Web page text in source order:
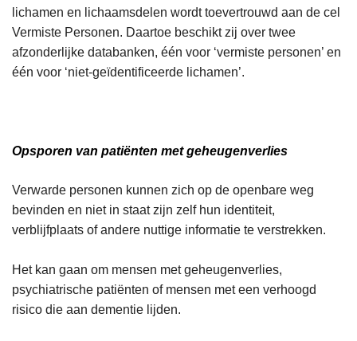
lichamen en lichaamsdelen wordt toevertrouwd aan de cel
Vermiste Personen. Daartoe beschikt zij over twee
afzonderlijke databanken, één voor ‘vermiste personen’ en
één voor ‘niet-geïdentificeerde lichamen’.
Opsporen van patiënten met geheugenverlies
Verwarde personen kunnen zich op de openbare weg
bevinden en niet in staat zijn zelf hun identiteit,
verblijfplaats of andere nuttige informatie te verstrekken.
Het kan gaan om mensen met geheugenverlies,
psychiatrische patiënten of mensen met een verhoogd
risico die aan dementie lijden.